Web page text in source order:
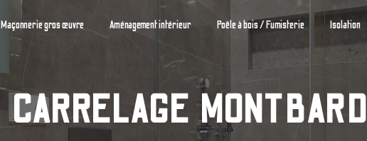
Maçonnerie gros œuvre Aménagement intérieur Poêle à bois / Fumisterie Isolation
CARRELAGE MONTBARD